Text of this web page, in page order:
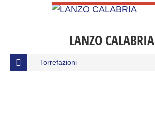
LANZO CALABRIA
Torrefazioni